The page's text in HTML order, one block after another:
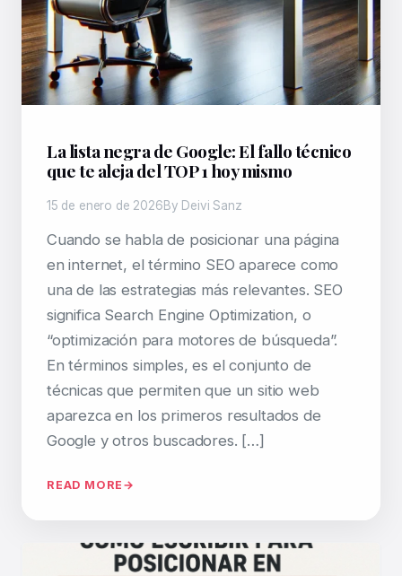
La lista negra de Google: El fallo técnico
que te aleja del TOP 1 hoy mismo
15 de enero de 2026By Deivi Sanz
Cuando se habla de posicionar una página
en internet, el término SEO aparece como
una de las estrategias más relevantes. SEO
significa Search Engine Optimization, o
“optimización para motores de búsqueda”.
En términos simples, es el conjunto de
técnicas que permiten que un sitio web
aparezca en los primeros resultados de
Google y otros buscadores. […]
READ MORE